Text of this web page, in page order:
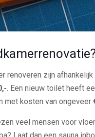
renoveren zijn
. Een nieuw toilet heeft
met kosten van ongeveer
veel mensen voor